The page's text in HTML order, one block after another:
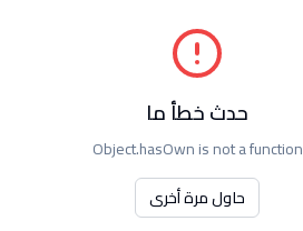
حدث خطأ ما
Object.hasOwn is not a function
حاول مرة أخرى